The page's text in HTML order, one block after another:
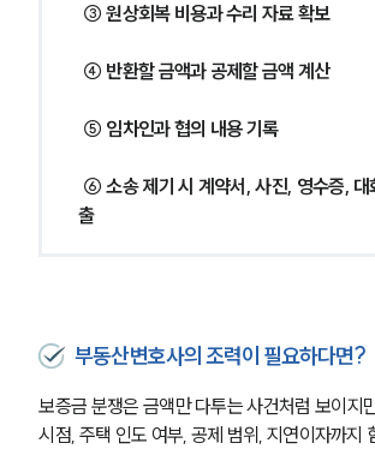
③ 원상회복 비용과 수리 자료 확보
④ 반환할 금액과 공제할 금액 계산
⑤ 임차인과 협의 내용 기록
출
부동산변호사의 조력이 필요하다면?
보증금 분쟁은 금액만 다투는 사건처럼 보이지
시점, 주택 인도 여부, 공제 범위, 지연이자까지